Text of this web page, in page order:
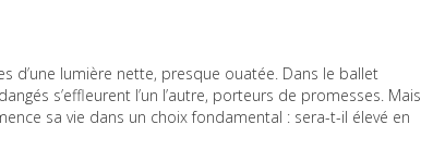
d’une lumière nette, presque ouatée. Dans le ballet
s’effleurent l’un l’autre, porteurs de promesses. Mais
sa vie dans un choix fondamental : sera-t-il élevé en